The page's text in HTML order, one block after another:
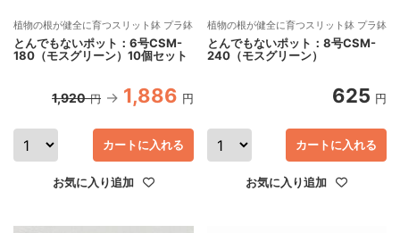
植物の根が健全に育つスリット鉢 プラ鉢
とんでもないポット：6号CSM-
180（モスグリーン）10個セット
1,920 円 1,886 円
カートに入れる
お気に入り追加
植物の根が健全に育つスリット鉢 プラ鉢
とんでもないポット：8号CSM-
240（モスグリーン）
625 円
カートに入れる
お気に入り追加